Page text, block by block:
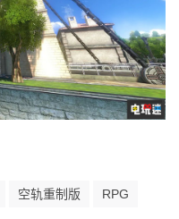
空轨重制版 RPG